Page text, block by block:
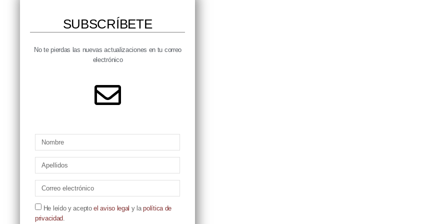
SUBSCRÍBETE​
No te pierdas las nuevas actualizaciones en tu correo
electrónico​
He leído y aceptoel aviso legal y lapolítica de
privacidad.